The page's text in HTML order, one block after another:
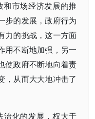
市场经济发展的推
步的发展，政府行为
力的挑战，这一方面
用不断地加强，另一
使政府不断地向着责
，从而大大地冲击了
治化的发展，权大于